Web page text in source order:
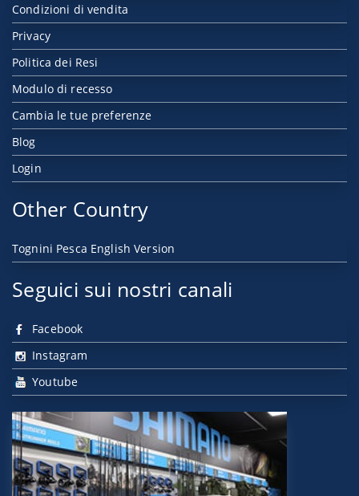
Condizioni di vendita
Privacy
Politica dei Resi
Modulo di recesso
Cambia le tue preferenze
Blog
Login
Other Country
Tognini Pesca English Version
Seguici sui nostri canali
Facebook
Instagram
Youtube